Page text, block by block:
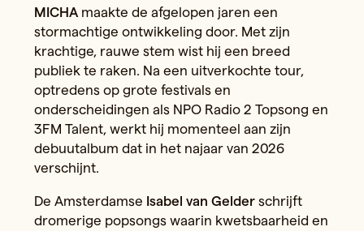
MICHA maakte de afgelopen jaren een
stormachtige ontwikkeling door. Met zijn
krachtige, rauwe stem wist hij een breed
publiek te raken. Na een uitverkochte tour,
optredens op grote festivals en
onderscheidingen als NPO Radio 2 Topsong en
3FM Talent, werkt hij momenteel aan zijn
debuutalbum dat in het najaar van 2026
verschijnt.
De Amsterdamse Isabel van Gelder schrijft
dromerige popsongs waarin kwetsbaarheid en